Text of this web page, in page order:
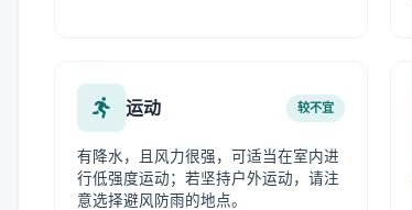
运动 较不宜
有降水，且风力很强，可适当在室内进
行低强度运动；若坚持户外运动，请注
意选择避风防雨的地点。